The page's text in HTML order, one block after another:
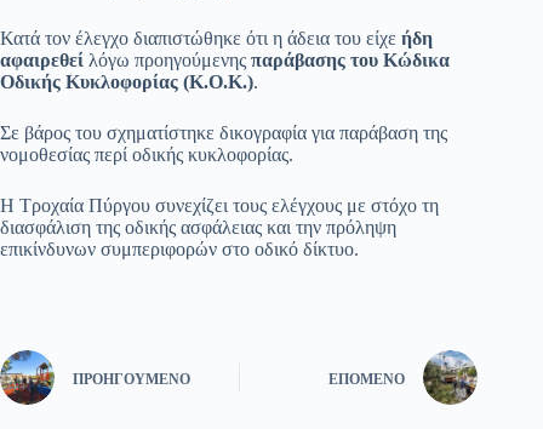
Κατά τον έλεγχο διαπιστώθηκε ότι η άδεια του είχε ήδη
αφαιρεθεί λόγω προηγούμενης παράβασης του Κώδικα
Οδικής Κυκλοφορίας (Κ.Ο.Κ.).
Σε βάρος του σχηματίστηκε δικογραφία για παράβαση της
νομοθεσίας περί οδικής κυκλοφορίας.
Η Τροχαία Πύργου συνεχίζει τους ελέγχους με στόχο τη
διασφάλιση της οδικής ασφάλειας και την πρόληψη
επικίνδυνων συμπεριφορών στο οδικό δίκτυο.
ΠΡΟΗΓΟΎΜΕΝΟ ΕΠΌΜΕΝΟ